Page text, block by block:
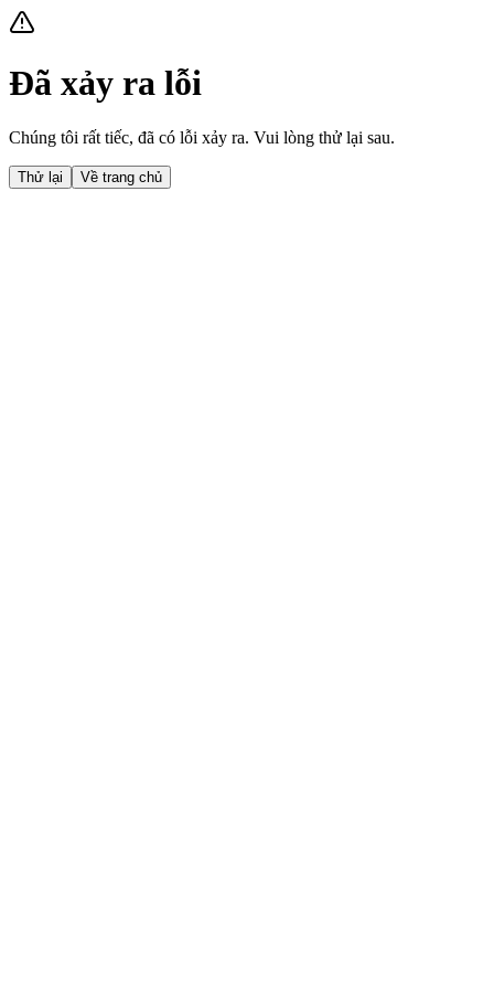
Đã xảy ra lỗi
Chúng tôi rất tiếc, đã có lỗi xảy ra. Vui lòng thử lại sau.
Thử lại Về trang chủ